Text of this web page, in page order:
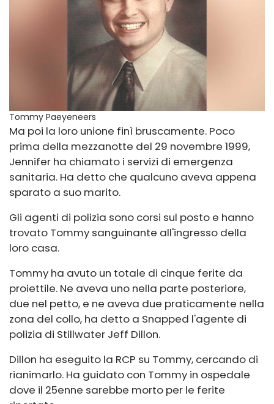
Tommy Paeyeneers
Ma poi la loro unione finì bruscamente. Poco
prima della mezzanotte del 29 novembre 1999,
Jennifer ha chiamato i servizi di emergenza
sanitaria. Ha detto che qualcuno aveva appena
sparato a suo marito.
Gli agenti di polizia sono corsi sul posto e hanno
trovato Tommy sanguinante all'ingresso della
loro casa.
Tommy ha avuto un totale di cinque ferite da
proiettile. Ne aveva uno nella parte posteriore,
due nel petto, e ne aveva due praticamente nella
zona del collo, ha detto a Snapped l'agente di
polizia di Stillwater Jeff Dillon.
Dillon ha eseguito la RCP su Tommy, cercando di
rianimarlo. Ha guidato con Tommy in ospedale
dove il 25enne sarebbe morto per le ferite